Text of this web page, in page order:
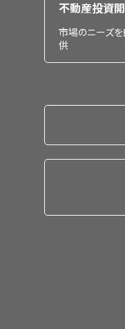
不動産投資
市場のニーズ
供